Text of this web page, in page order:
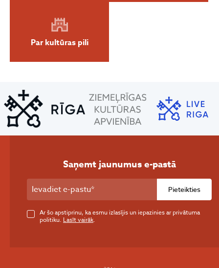
Par kultūras pili
Saņemt jaunumus e-pastā
Pieteikties
Ar šo apstiprinu, ka esmu izlasījis un iepazinies ar privātuma
politiku. Lasīt vairāk.